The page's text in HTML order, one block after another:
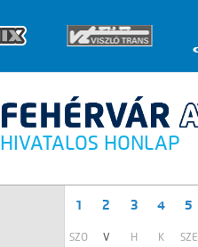
HIVATALOS HONLAP
1
SZO
2
V
3
H
4
K
5
SZE